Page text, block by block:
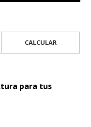
CALCULAR
para tus